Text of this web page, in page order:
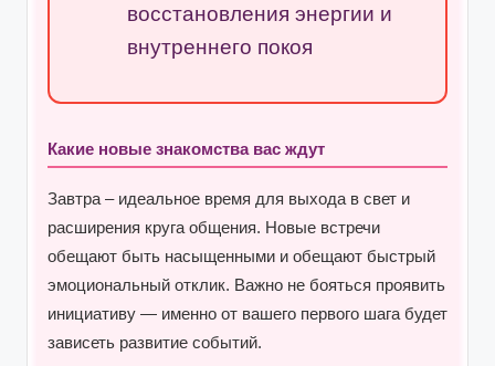
восстановления энергии и
внутреннего покоя
Какие новые знакомства вас ждут
Завтра – идеальное время для выхода в свет и
расширения круга общения. Новые встречи
обещают быть насыщенными и обещают быстрый
эмоциональный отклик. Важно не бояться проявить
инициативу — именно от вашего первого шага будет
зависеть развитие событий.